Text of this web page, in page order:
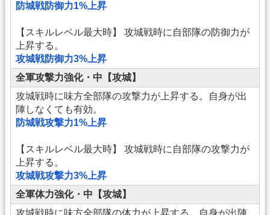
防城戦防御力1%上昇
【スキルレベル最大時】 攻城戦時に自部隊の防御力が
上昇する。
攻城戦防御力3%上昇
全軍攻撃力強化・中【攻城】
攻城戦時に味方全部隊の攻撃力が上昇する。自身が出
陣しなくても有効。
防城戦攻撃力1%上昇
【スキルレベル最大時】 攻城戦時に自部隊の攻撃力が
上昇する。
攻城戦攻撃力3%上昇
全軍体力強化・中【攻城】